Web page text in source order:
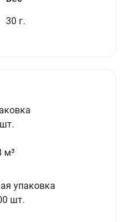
30 г.
м³
упаковка
шт.